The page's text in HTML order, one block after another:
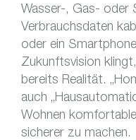
Wasser-, Gas- oder
Verbrauchsdaten
oder ein
Zukunftsvision
bereits Realität.
auch
Wohnen
sicherer zu machen.